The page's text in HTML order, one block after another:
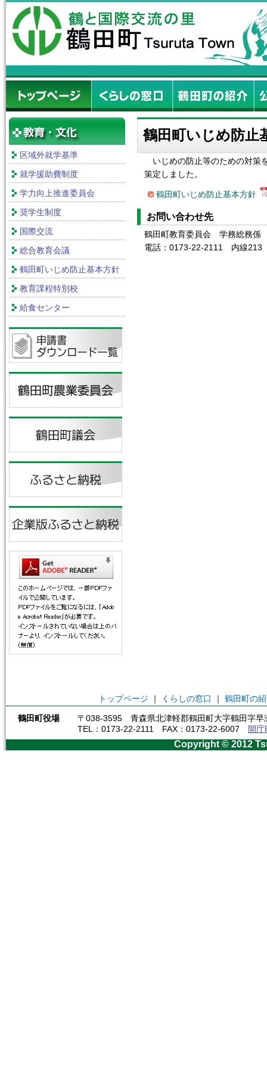
区域外就学基準
就学援助費制度
学力向上推進委員会
奨学生制度
国際交流
総合教育会議
鶴田町いじめ防止基本方針
教育課程特別校
給食センター
鶴田町いじめ防止
いじめの防止等のための対策
策定しました。
鶴田町いじめ防止基本方針
お問い合わせ先
鶴田町教育委員会 学務総務係
電話：0173-22-2111 内線213
トップページ ｜ くらしの窓口 ｜ 鶴田町の
鶴田町役場
〒038-3595 青森県北津軽郡鶴田町大字鶴田字早
TEL：0173-22-2111 FAX：0173-22-6007
開
Copyright © 2012